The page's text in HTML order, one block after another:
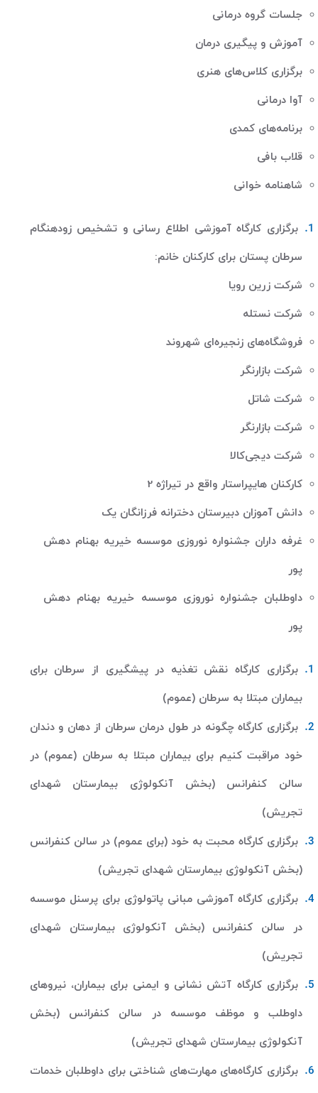
جلسات گروه درمانی
آموزش و پیگیری درمان
برگزاری کلاس‌های هنری
آوا درمانی
برنامه‌های کمدی
قلاب بافی
شاهنامه خوانی
برگزاری کارگاه آموزشی اطلاع رسانی و تشخیص زودهنگام
سرطان پستان برای کارکنان خانم:
شرکت زرین رویا
شرکت نستله
فروشگاه‌های زنجیره‌ای شهروند
شرکت بازارنگر
شرکت شاتل
شرکت بازارنگر
شرکت دیجی‌کالا
کارکنان هایپراستار واقع در تیراژه 2
دانش آموزان دبیرستان دخترانه فرزانگان یک
غرفه داران جشنواره نوروزی موسسه خیریه بهنام دهش
پور
داوطلبان جشنواره نوروزی موسسه خیریه بهنام دهش
پور
برگزاری کارگاه نقش تغذیه در پیشگیری از سرطان برای
بیماران مبتلا به سرطان (عموم)
برگزاری کارگاه چگونه در طول درمان سرطان از دهان و دندان
خود مراقبت کنیم برای بیماران مبتلا به سرطان (عموم) در
سالن کنفرانس (بخش آنکولوژی بیمارستان شهدای
تجریش)
برگزاری کارگاه محبت به خود (برای عموم) در سالن کنفرانس
(بخش آنکولوژی بیمارستان شهدای تجریش)
برگزاری کارگاه آموزشی مبانی پاتولوژی برای پرسنل موسسه
در سالن کنفرانس (بخش آنکولوژی بیمارستان شهدای
تجریش)
برگزاری کارگاه آتش نشانی و ایمنی برای بیماران، نیروهای
داوطلب و موظف موسسه در سالن کنفرانس (بخش
آنکولوژی بیمارستان شهدای تجریش)
برگزاری کارگاه‌های مهارت‌های شناختی برای داوطلبان خدمات